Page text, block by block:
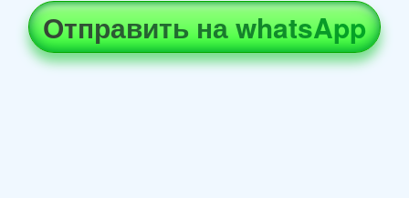
Отправить на whatsApp